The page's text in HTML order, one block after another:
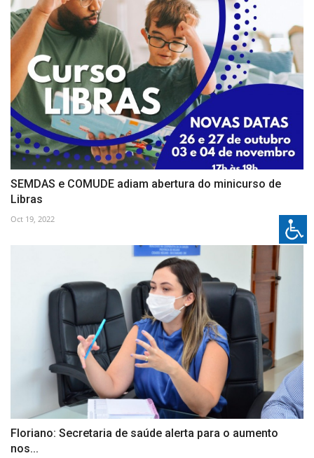
SEMDAS e COMUDE adiam abertura do minicurso de
Libras
Oct 19, 2022
Floriano: Secretaria de saúde alerta para o aumento
nos...